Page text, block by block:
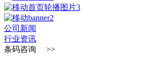
公司新闻
行业资讯
条码咨询 >>